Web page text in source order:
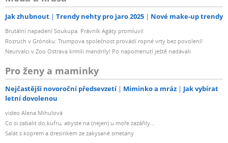
Jak zhubnout Trendy nehty pro jaro 2025 Nové make-up trendy
Brutální napadení Soukupa. Právník Agáty promluvil
Rozruch v Grónsku: Trumpova společnost provádí ropné vrty bez povolení!
Neurvalci v Zoo Ostrava krmili mandrily! Po napomenutí ještě nadávali
Pro ženy a maminky
Nejčastější novoroční předsevzetí Miminko a mráz
Jak vybírat
letní dovolenou
video Alena Mihulová
Co si zabalit do kufru, abyste na (nejen) u moře zazářily...
Salát s koprem a dresinkem ze zakysané smetany